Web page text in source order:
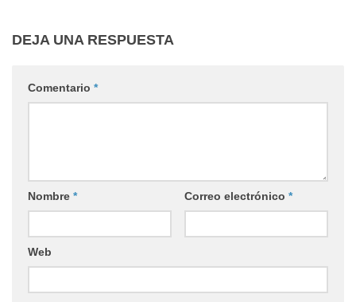
DEJA UNA RESPUESTA
Comentario *
Nombre * Correo electrónico *
Web